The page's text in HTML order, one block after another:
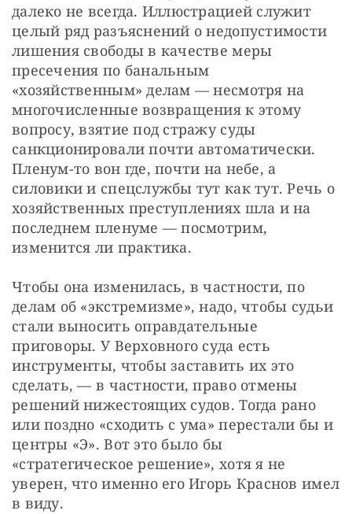
далеко не всегда. Иллюстрацией служит
целый ряд разъяснений о недопустимости
лишения свободы в качестве меры
пресечения по банальным
«хозяйственным» делам — несмотря на
многочисленные возвращения к этому
вопросу, взятие под стражу суды
санкционировали почти автоматически.
Пленум-то вон где, почти на небе, а
силовики и спецслужбы тут как тут. Речь о
хозяйственных преступлениях шла и на
последнем пленуме — посмотрим,
изменится ли практика.
Чтобы она изменилась, в частности, по
делам об «экстремизме», надо, чтобы судьи
стали выносить оправдательные
приговоры. У Верховного суда есть
инструменты, чтобы заставить их это
сделать, — в частности, право отмены
решений нижестоящих судов. Тогда рано
или поздно «сходить с ума» перестали бы и
центры «Э». Вот это было бы
«стратегическое решение», хотя я не
уверен, что именно его Игорь Краснов имел
в виду.